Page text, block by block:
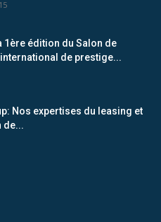
1ère édition du Salon de
de prestige...
Nos expertises du leasing et
de...